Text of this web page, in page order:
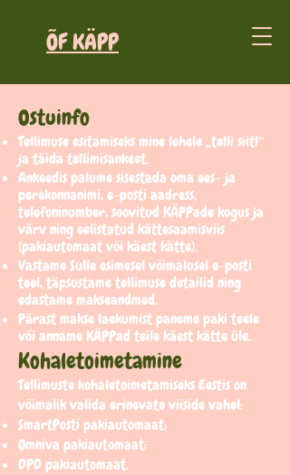
ÕF KÄPP
Ostuinfo
Tellimuse esitamiseks mine lehele „telli siit!“
ja täida tellimisankeet.
Ankeedis palume sisestada oma ees- ja
perekonnanimi, e-posti aadress,
telefoninumber, soovitud KÄPPade kogus ja
värv ning eelistatud kättesaamisviis
(pakiautomaat või käest kätte).
Vastame Sulle esimesel võimalusel e-posti
teel, täpsustame tellimuse detailid ning
edastame makseandmed.
Pärast makse laekumist paneme paki teele
või anname KÄPPad teile käest kätte üle.
Kohaletoimetamine
Tellimuste kohaletoimetamiseks Eestis on
võimalik valida erinevate viiside vahel:
SmartPosti pakiautomaat;
Omniva pakiautomaat;
DPD pakiautomaat.